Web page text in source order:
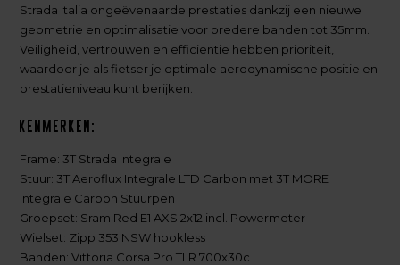
Strada Italia ongeëvenaarde prestaties dankzij een nieuwe
geometrie en optimalisatie voor bredere banden tot 35mm.
Veiligheid, vertrouwen en efficientie hebben prioriteit,
waardoor je als fietser je optimale aerodynamische positie en
prestatieniveau kunt berijken.
Kenmerken:
Frame: 3T Strada Integrale
Stuur: 3T Aeroflux Integrale LTD Carbon met 3T MORE
Integrale Carbon Stuurpen
Groepset: Sram Red E1 AXS 2x12 incl. Powermeter
Wielset: Zipp 353 NSW hookless
Banden: Vittoria Corsa Pro TLR 700x30c